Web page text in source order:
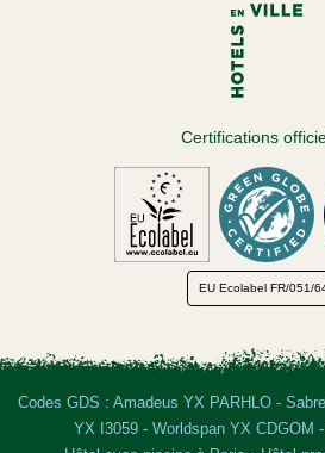
Certifications
EU Ecolabel FR/051/
Codes GDS : Amadeus YX PARHLO -
YX I3059 - Worldspan YX CDGOM